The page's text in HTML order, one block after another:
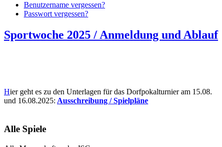
Benutzername vergessen?
Passwort vergessen?
Sportwoche 2025 / Anmeldung und Ablauf
Hier geht es zu den Unterlagen für das Dorfpokalturnier am 15.08.
und 16.08.2025: Ausschreibung / Spielpläne
Alle Spiele